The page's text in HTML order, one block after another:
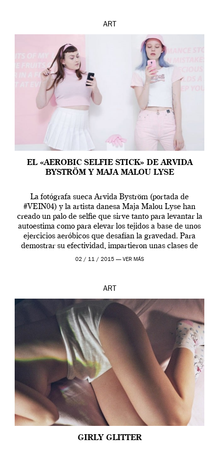
ART
EL «AEROBIC SELFIE STICK» DE ARVIDA
BYSTRÖM Y MAJA MALOU LYSE
La fotógrafa sueca Arvida Byström (portada de
#VEIN04) y la artista danesa Maja Malou Lyse han
creado un palo de selfie que sirve tanto para levantar la
autoestima como para elevar los tejidos a base de unos
ejercicios aeróbicos que desafían la gravedad. Para
demostrar su efectividad, impartieron unas clases de
prueba en el Tate […]
02 / 11 / 2015 — VER MÁS
ART
GIRLY GLITTER